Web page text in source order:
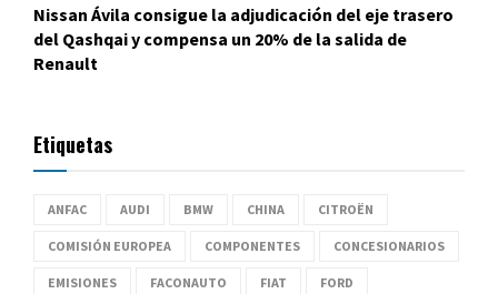
Nissan Ávila consigue la adjudicación del eje trasero
del Qashqai y compensa un 20% de la salida de
Renault
Etiquetas
ANFAC AUDI BMW CHINA CITROËN
COMISIÓN EUROPEA COMPONENTES CONCESIONARIOS
EMISIONES FACONAUTO FIAT FORD